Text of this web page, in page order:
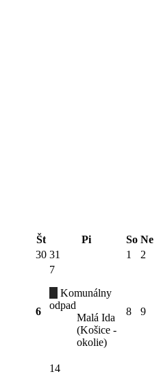
Št Pi So Ne
30 31 1 2
6
7
Komunálny
odpad
Malá Ida
(Košice -
okolie)
8 9
14